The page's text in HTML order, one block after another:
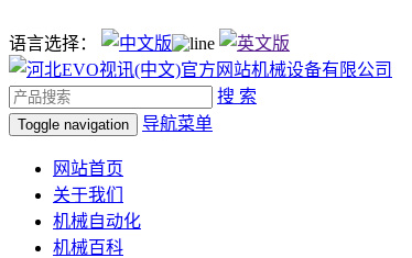
语言选择：
搜 索
Toggle navigation 导航菜单
网站首页
关于我们
机械自动化
机械百科